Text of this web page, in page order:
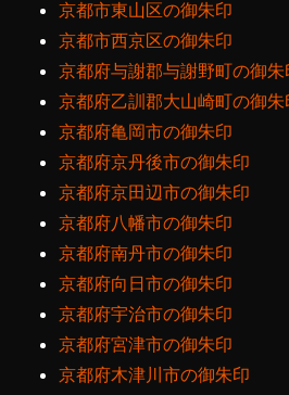
京都市東山区の御朱印
京都市西京区の御朱印
京都府与謝郡与謝野町の御朱
京都府乙訓郡大山崎町の御朱
京都府亀岡市の御朱印
京都府京丹後市の御朱印
京都府京田辺市の御朱印
京都府八幡市の御朱印
京都府南丹市の御朱印
京都府向日市の御朱印
京都府宇治市の御朱印
京都府宮津市の御朱印
京都府木津川市の御朱印